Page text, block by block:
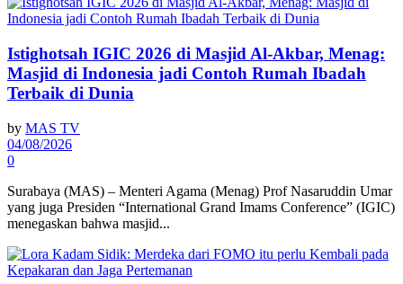
Istighotsah IGIC 2026 di Masjid Al-Akbar, Menag:
Masjid di Indonesia jadi Contoh Rumah Ibadah
Terbaik di Dunia
by MAS TV
04/08/2026
0
Surabaya (MAS) – Menteri Agama (Menag) Prof Nasaruddin Umar
yang juga Presiden “International Grand Imams Conference” (IGIC)
menegaskan bahwa masjid...